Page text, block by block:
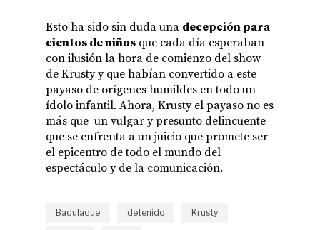
Esto ha sido sin duda una decepción para
cientos de niños que cada día esperaban
con ilusión la hora de comienzo del show
de Krusty y que habían convertido a este
payaso de orígenes humildes en todo un
ídolo infantil. Ahora, Krusty el payaso no es
más que un vulgar y presunto delincuente
que se enfrenta a un juicio que promete ser
el epicentro de todo el mundo del
espectáculo y de la comunicación.
Badulaque detenido Krusty